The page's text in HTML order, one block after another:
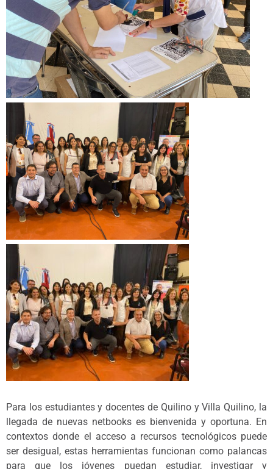
Para los estudiantes y docentes de Quilino y Villa Quilino, la
llegada de nuevas netbooks es bienvenida y oportuna. En
contextos donde el acceso a recursos tecnológicos puede
ser desigual, estas herramientas funcionan como palancas
para que los jóvenes puedan estudiar, investigar y